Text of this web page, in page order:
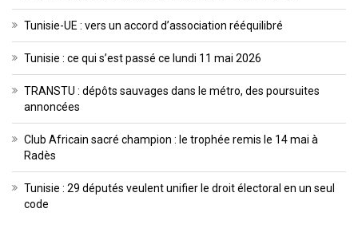
Tunisie-UE : vers un accord d’association rééquilibré
Tunisie : ce qui s’est passé ce lundi 11 mai 2026
TRANSTU : dépôts sauvages dans le métro, des poursuites
annoncées
Club Africain sacré champion : le trophée remis le 14 mai à
Radès
Tunisie : 29 députés veulent unifier le droit électoral en un seul
code